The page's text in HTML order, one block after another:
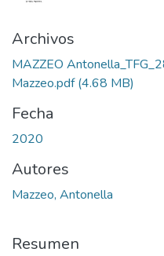
Archivos
MAZZEO
Mazzeo.pdf(4.68 MB)
Fecha
2020
Autores
Mazzeo, Antonella
Resumen